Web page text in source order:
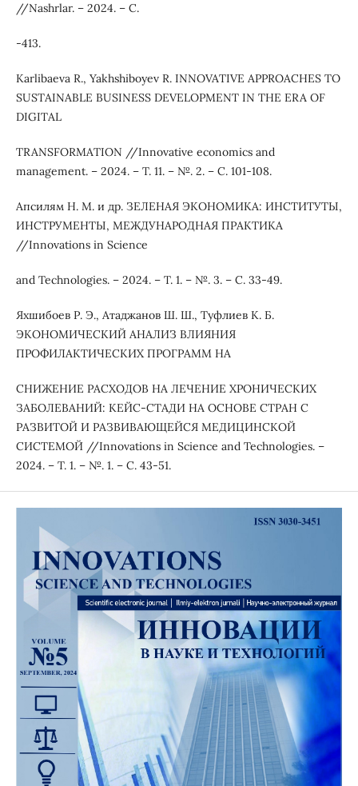
//Nashrlar. – 2024. – С.
-413.
Karlibaeva R., Yakhshiboyev R. INNOVATIVE APPROACHES TO
SUSTAINABLE BUSINESS DEVELOPMENT IN THE ERA OF
DIGITAL
TRANSFORMATION //Innovative economics and
management. – 2024. – Т. 11. – №. 2. – С. 101-108.
Апсилям Н. М. и др. ЗЕЛЕНАЯ ЭКОНОМИКА: ИНСТИТУТЫ,
ИНСТРУМЕНТЫ, МЕЖДУНАРОДНАЯ ПРАКТИКА
//Innovations in Science
and Technologies. – 2024. – Т. 1. – №. 3. – С. 33-49.
Яхшибоев Р. Э., Атаджанов Ш. Ш., Туфлиев К. Б.
ЭКОНОМИЧЕСКИЙ АНАЛИЗ ВЛИЯНИЯ
ПРОФИЛАКТИЧЕСКИХ ПРОГРАММ НА
СНИЖЕНИЕ РАСХОДОВ НА ЛЕЧЕНИЕ ХРОНИЧЕСКИХ
ЗАБОЛЕВАНИЙ: КЕЙС-СТАДИ НА ОСНОВЕ СТРАН С
РАЗВИТОЙ И РАЗВИВАЮЩЕЙСЯ МЕДИЦИНСКОЙ
СИСТЕМОЙ //Innovations in Science and Technologies. –
2024. – Т. 1. – №. 1. – С. 43-51.